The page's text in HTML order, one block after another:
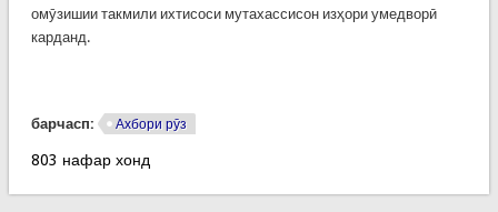
омӯзишии такмили ихтисоси мутахассисон изҳори умедворӣ
карданд.
барчасп: Ахбори рӯз
803 нафар хонд